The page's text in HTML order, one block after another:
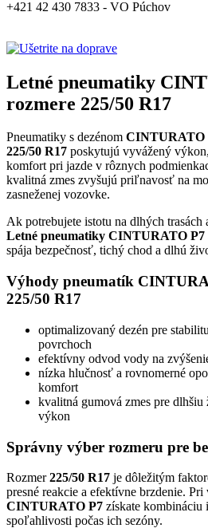
+421 42 430 7833 - VO Púchov
Letné pneumatiky
rozmere 225/50 R17
Pneumatiky s dezénom CINTURATO
225/50 R17 poskytujú vyvážený
komfort pri jazde v rôznych
kvalitná zmes zvyšujú priľnavosť na
zasneženej vozovke.
Ak potrebujete istotu na dlhých trasách
Letné pneumatiky CINTURATO P7
spája bezpečnosť, tichý chod a dlhú
Výhody pneumatík
225/50 R17
optimalizovaný dezén pre
povrchoch
efektívny odvod vody na
nízka hlučnosť a rovnomerné
komfort
kvalitná gumová zmes pre
výkon
Správny výber rozmeru pre
Rozmer225/50 R17 je dôležitým
presné reakcie a efektívne brzdenie.
CINTURATO P7 získate kombináciu
spoľahlivosti počas ich sezóny.